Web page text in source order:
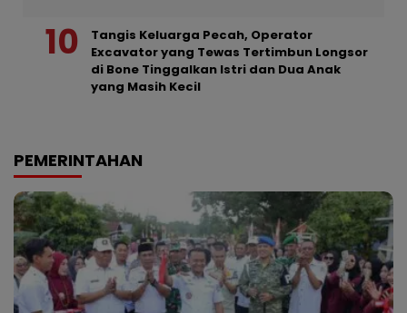
Tangis Keluarga Pecah, Operator
Excavator yang Tewas Tertimbun Longsor
di Bone Tinggalkan Istri dan Dua Anak
yang Masih Kecil
PEMERINTAHAN